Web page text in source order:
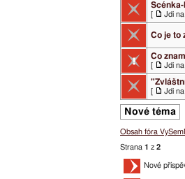
Scénka-
[ Jdi
Co je to
Co
[ Jdi
[ Jdi
Nové téma
Obsah fóra
Strana 1 z 2
Nové